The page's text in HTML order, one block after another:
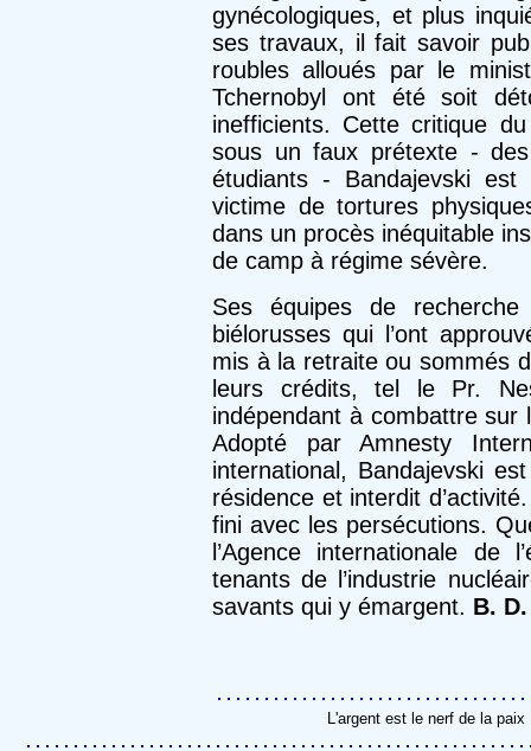
gynécologiques, et plus
ses travaux, il fait savoir
roubles alloués par le
Tchernobyl ont été soit
inefficients. Cette critique
sous un faux prétexte -
étudiants - Banda­jevski
victime de tortures
dans un procès inéqui­table
de camp à régime sévère.
Ses équipes de
biélorusses qui l’ont
mis à la retraite ou sommés
leurs crédits, tel le Pr.
indépendant à combattre
Adopté par Amnesty
international, Bandajevski
résidence et interdit
fini avec les persécutions.
l’Agence internationale de
tenants de l’industrie
savants qui y émargent. B. D.
L'argent est le nerf de la